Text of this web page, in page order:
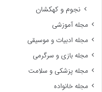
نجوم و کهکشان
مجله آموزشی
مجله ادبیات و موسیقی
مجله بازی و سرگرمی
مجله پزشکی و سلامت
مجله خانواده